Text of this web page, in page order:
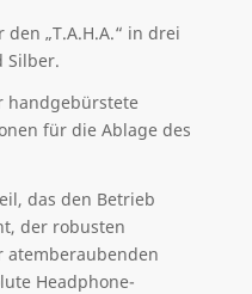
„T.A.H.A.“ in drei
Silber.
handgebürstete
für die Ablagedes
das den Betrieb
der robusten
Headphone-